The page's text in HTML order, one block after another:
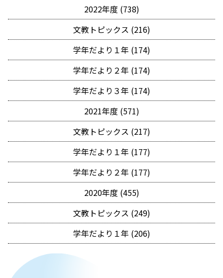
2022年度 (738)
文教トピックス (216)
学年だより１年 (174)
学年だより２年 (174)
学年だより３年 (174)
2021年度 (571)
文教トピックス (217)
学年だより１年 (177)
学年だより２年 (177)
2020年度 (455)
文教トピックス (249)
学年だより１年 (206)